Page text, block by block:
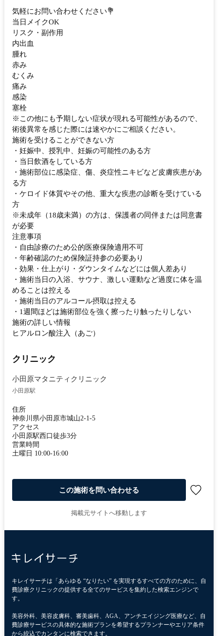
気軽にお問い合わせください💐
当日メイクOK
リスク・副作用
内出血
腫れ
赤み
むくみ
痛み
感染
塞栓
※この他にも予期しない症状が現れる可能性があるので、
術後異常を感じた際には速やかにご相談ください。
施術を受けることができない方
・妊娠中、授乳中、妊娠の可能性のある方
・当日飲酒をしている方
・施術部位に感染症、傷、炎症性ニキビなど皮膚疾患があ
る方
・ケロイド体質やその他、重大な疾患の診断を受けている
方
※未成年（18歳未満）の方は、保護者の同伴または同意書
が必要
注意事項
・自由診療のため公的医療保険適用不可
・年齢確認のため保険証持参の必要あり
・効果・仕上がり・ダウンタイムなどには個人差あり
・施術当日の入浴、サウナ、激しい運動など過度に体を温
めることは控える
・施術当日のアルコール摂取は控える
・1週間ほどは施術部位を強く擦ったり触ったりしない
施術の詳しい情報
ヒアルロン酸注入（あご）
クリニック
小田原マタニティクリニック
小田原駅
住所
神奈川県小田原市城山2-1-5
アクセス
小田原駅西口徒歩3分
営業時間
土曜日 10:00-16:00
この施術を問い合わせる
掲載元サイトへ移動します
キレイサーチは「あらゆる “なりたい” を実現するすべての方のために、自
費診療クリニックの提供する全てのサービスを集約した検索エンジンで
す。
美容外科、美容皮膚科、審美歯科、AGA、アンチエイジング医療など、自
費診療サービスの具体的な施術プランを希望するプランナーやエリア条件
から絞込でカンタンに検索できます。